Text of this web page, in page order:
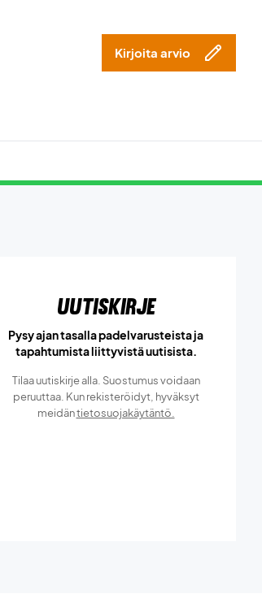
Kirjoita arvio
Uutiskirje
Pysy ajan tasalla padelvarusteista ja
tapahtumista liittyvistä uutisista.
Tilaa uutiskirje alla. Suostumus voidaan
peruuttaa. Kun rekisteröidyt, hyväksyt
meidäntietosuojakäytäntö.